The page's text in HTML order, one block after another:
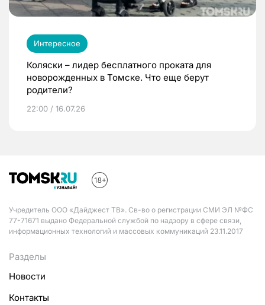
Интересное
Коляски – лидер бесплатного проката для
новорожденных в Томске. Что еще берут
родители?
22:00 / 16.07.26
Учредитель ООО «Дайджест ТВ». Св-во о регистрации СМИ ЭЛ №ФС
77-71671 выдано Федеральной службой по надзору в сфере связи,
информационных технологий и массовых коммуникаций 23.11.2017
Разделы
Новости
Контакты